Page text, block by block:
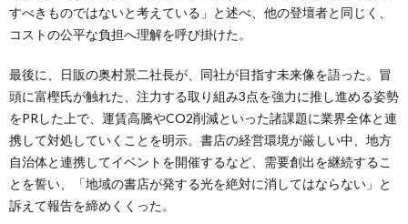
すべきものではないと考えている」と述べ、他の登壇者と同じく、
コストの公平な負担へ理解を呼び掛けた。
最後に、日販の奥村景二社長が、同社が目指す未来像を語った。冒
頭に富樫氏が触れた、注力する取り組み3点を強力に推し進める姿勢
をPRした上で、運賃高騰やCO2削減といった諸課題に業界全体と連
携して対処していくことを明示。書店の経営環境が厳しい中、地方
自治体と連携してイベントを開催するなど、需要創出を継続するこ
とを誓い、「地域の書店が発する光を絶対に消してはならない」と
訴えて報告を締めくくった。